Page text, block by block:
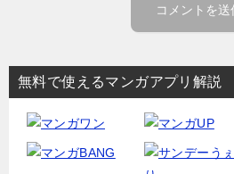
無料で使えるマンガアプリ解説